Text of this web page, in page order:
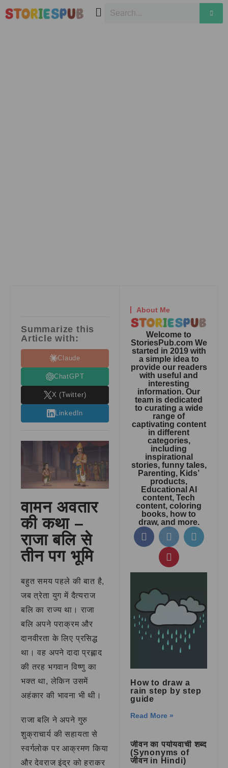
Summarize this
Article with:
Claude
ChatGPT
X (Twitter)
LinkedIn
वामन अवतार
की कथा –
राजा बलि से
तीन पग भूमि
बहुत समय पहले की बात है,
जब त्रेता युग में दैत्यराज
बलि का राज्य था। राजा
बलि अपने पराक्रम और
दानवीरता के लिए प्रसिद्ध
था। वह अपने दादा प्रह्लाद
की तरह भगवान विष्णु का
भक्त था, लेकिन उसमें
अहंकार की भावना भी थी।
राजा बलि ने अपने गुरु
शुक्राचार्य की सहायता से
स्वर्गलोक पर आक्रमण किया
और देवराज इंद्र को हराकर
About Me
Welcome to
StoriesPub.com We
started in 2019 with
a simple idea to
provide our readers
with useful and
interesting
information. Our
team is dedicated
to curating a wide
range of
captivating content
in different
categories,
including
inspirational
stories, funny tales,
Parenting, Kids’
products,
Educational AI
content, Tech
content, coloring
books, how to
draw, and more.
How to draw a
rain step by step
guide
Read More »
जीवन का पर्यायवाची शब्द
(Synonyms of
जीवन in Hindi)